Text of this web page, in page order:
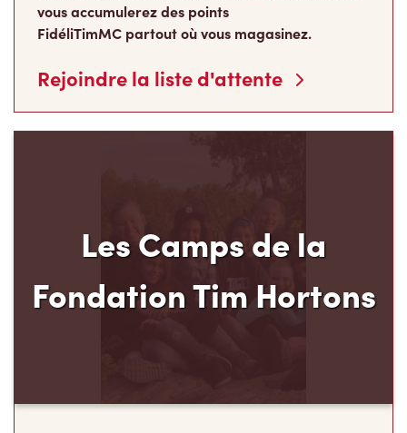
vous accumulerez des points
FidéliTimMC partout où vous magasinez.
Rejoindre la liste d'attente
Les Camps de la
Fondation Tim Hortons